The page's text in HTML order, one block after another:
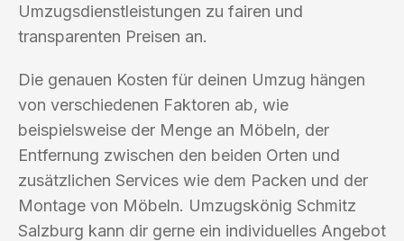
Umzugsdienstleistungen zu fairen und
transparenten Preisen an.
Die genauen Kosten für deinen Umzug hängen
von verschiedenen Faktoren ab, wie
beispielsweise der Menge an Möbeln, der
Entfernung zwischen den beiden Orten und
zusätzlichen Services wie dem Packen und der
Montage von Möbeln. Umzugskönig Schmitz
Salzburg kann dir gerne ein individuelles Angebot